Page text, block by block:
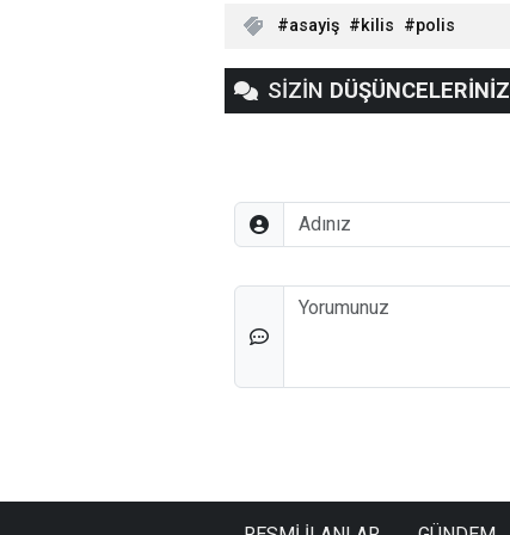
asayiş kilis polis
SİZİN DÜŞÜNCELERİNİZ
Adınız
Düşünceleriniz